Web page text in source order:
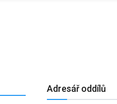
Adresář oddílů